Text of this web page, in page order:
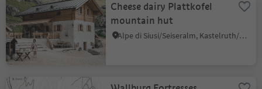
Cheese dairy Plattkofel
mountain hut
Alpe di Siusi/Seiseralm, Kastelruth/Castelrotto, Dolomites Region Seiser Alm